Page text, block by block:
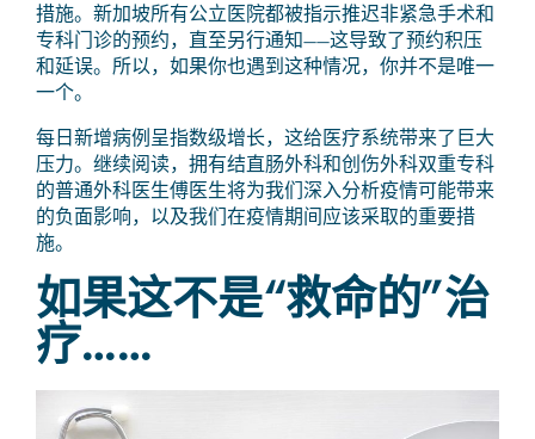
措施。新加坡所有公立医院都被指示推迟非紧急手术和
专科门诊的预约，直至另行通知——这导致了预约积压
和延误。所以，如果你也遇到这种情况，你并不是唯一
一个。
每日新增病例呈指数级增长，这给医疗系统带来了巨大
压力。继续阅读，拥有结直肠外科和创伤外科双重专科
的普通外科医生傅医生将为我们深入分析疫情可能带来
的负面影响，以及我们在疫情期间应该采取的重要措
施。
如果这不是“救命的”治
疗……